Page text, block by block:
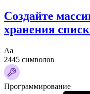
Создайте
хранения
Аа
2445 символов
Программирование